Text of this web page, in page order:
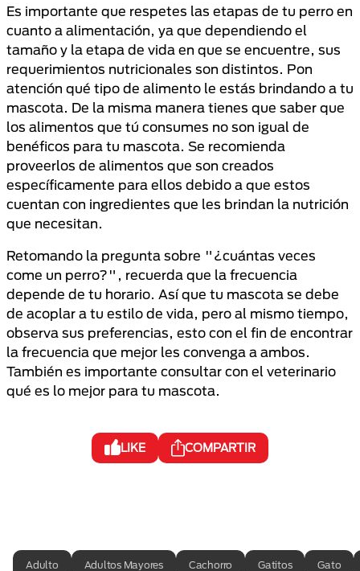
Es importante que respetes las etapas de tu perro en
cuanto a alimentación, ya que dependiendo el
tamaño y la etapa de vida en que se encuentre, sus
requerimientos nutricionales son distintos. Pon
atención qué tipo de alimento le estás brindando a tu
mascota. De la misma manera tienes que saber que
los alimentos que tú consumes no son igual de
benéficos para tu mascota. Se recomienda
proveerlos de alimentos que son creados
específicamente para ellos debido a que estos
cuentan con ingredientes que les brindan la nutrición
que necesitan.
Retomando la pregunta sobre "¿cuántas veces
come un perro?", recuerda que la frecuencia
depende de tu horario. Así que tu mascota se debe
de acoplar a tu estilo de vida, pero al mismo tiempo,
observa sus preferencias, esto con el fin de encontrar
la frecuencia que mejor les convenga a ambos.
También es importante consultar con el veterinario
qué es lo mejor para tu mascota.
LIKE COMPARTIR
Adulto Adultos Mayores Cachorro Gatitos Gato